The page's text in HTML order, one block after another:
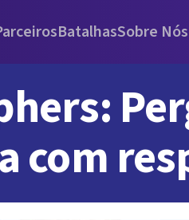
BatalhasSobre Nós
com